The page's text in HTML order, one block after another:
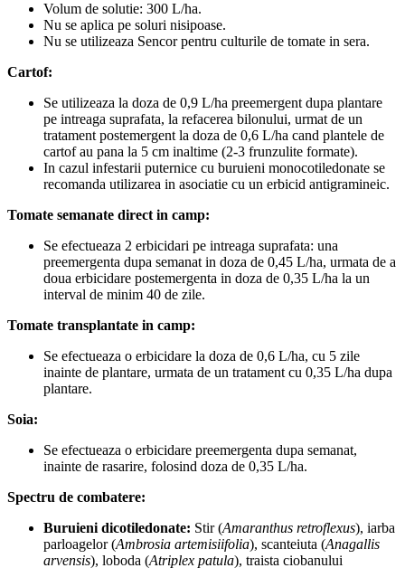
Volum de solutie: 300 L/ha.
Nu se aplica pe soluri nisipoase.
Nu se utilizeaza Sencor pentru culturile de tomate in sera.
Cartof:
Se utilizeaza la doza de 0,9 L/ha preemergent dupa plantare
pe intreaga suprafata, la refacerea bilonului, urmat de un
tratament postemergent la doza de 0,6 L/ha cand plantele de
cartof au pana la 5 cm inaltime (2-3 frunzulite formate).
In cazul infestarii puternice cu buruieni monocotiledonate se
recomanda utilizarea in asociatie cu un erbicid antigramineic.
Tomate semanate direct in camp:
Se efectueaza 2 erbicidari pe intreaga suprafata: una
preemergenta dupa semanat in doza de 0,45 L/ha, urmata de a
doua erbicidare postemergenta in doza de 0,35 L/ha la un
interval de minim 40 de zile.
Tomate transplantate in camp:
Se efectueaza o erbicidare la doza de 0,6 L/ha, cu 5 zile
inainte de plantare, urmata de un tratament cu 0,35 L/ha dupa
plantare.
Soia:
Se efectueaza o erbicidare preemergenta dupa semanat,
inainte de rasarire, folosind doza de 0,35 L/ha.
Spectru de combatere:
Buruieni dicotiledonate: Stir (Amaranthus retroflexus), iarba
parloagelor (Ambrosia artemisiifolia), scanteiuta (Anagallis
arvensis), loboda (Atriplex patula), traista ciobanului